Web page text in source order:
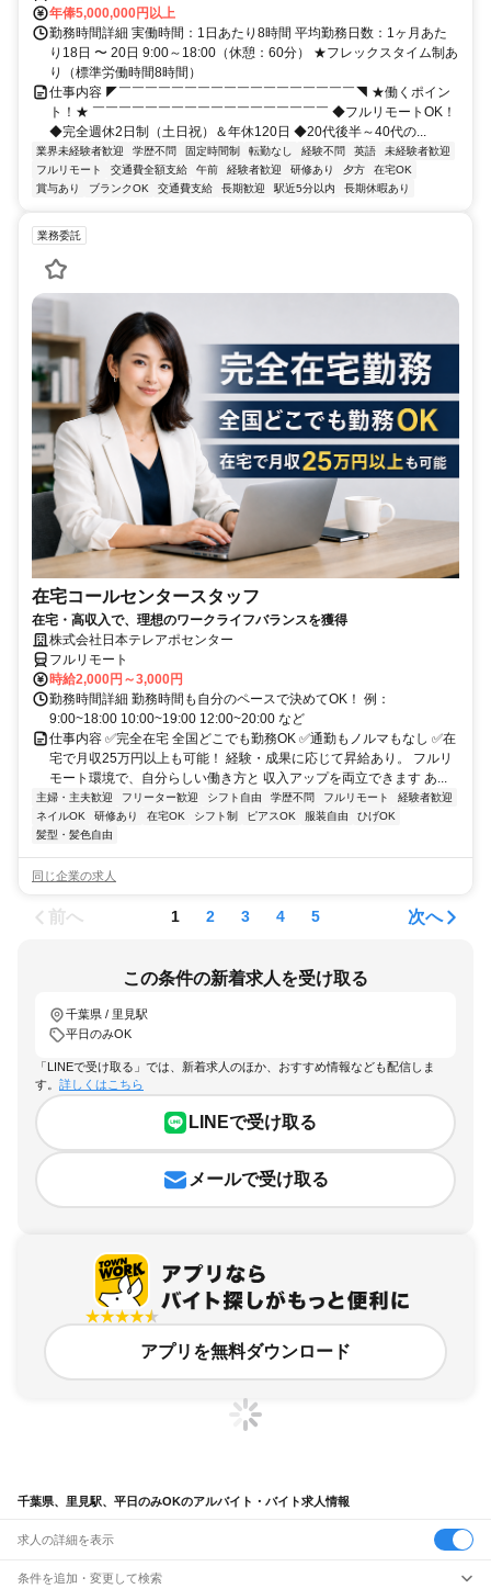
年俸5,000,000円以上
勤務時間詳細 実働時間：1日あたり8時間 平均勤務日数：1ヶ月あた
り18日 〜 20日 9:00～18:00（休憩：60分） ★フレックスタイム制あ
り（標準労働時間8時間）
仕事内容 ◤￣￣￣￣￣￣￣￣￣￣￣￣￣￣￣￣￣￣◥ ★働くポイン
ト！★ ￣￣￣￣￣￣￣￣￣￣￣￣￣￣￣￣￣￣ ◆フルリモートOK！
◆完全週休2日制（土日祝）＆年休120日 ◆20代後半～40代の...
業界未経験者歓迎 学歴不問 固定時間制 転勤なし 経験不問 英語
未経験者歓迎
フルリモート
交通費全額支給 午前 経験者歓迎 研修あり 夕方
在宅OK
賞与あり
ブランクOK 交通費支給 長期歓迎 駅近5分以内 長期休暇あり
業務委託
在宅コールセンタースタッフ
在宅・高収入で、理想のワークライフバランスを獲得
株式会社日本テレアポセンター
フルリモート
時給2,000円～3,000円
勤務時間詳細 勤務時間も自分のペースで決めてOK！ 例：
9:00~18:00 10:00~19:00 12:00~20:00 など
仕事内容 ✅完全在宅 全国どこでも勤務OK ✅通勤もノルマもなし ✅在
宅で月収25万円以上も可能！ 経験・成果に応じて昇給あり。 フルリ
モート環境で、自分らしい働き方と 収入アップを両立できます あ...
主婦・主夫歓迎 フリーター歓迎 シフト自由 学歴不問 フルリモート
経験者歓迎
ネイルOK
研修あり 在宅OK シフト制 ピアスOK 服装自由
ひげOK
髪型・髪色自由
同じ企業の求人
前へ 1 2 3 4 5 次へ
この条件の新着求人を受け取る
千葉県 / 里見駅
平日のみOK
「LINEで受け取る」では、新着求人のほか、おすすめ情報なども配信しま
す。 詳しくはこちら
LINEで受け取る
メールで受け取る
アプリを無料ダウンロード
千葉県、里見駅、平日のみOKのアルバイト・バイト求人情報
求人の詳細を表示
条件を追加・変更して検索